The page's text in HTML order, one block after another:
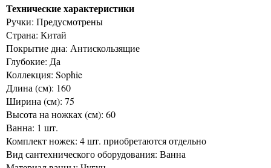
Технические характеристики
Ручки: Предусмотрены
Страна: Китай
Покрытие дна: Антискользящие
Глубокие: Да
Коллекция: Sophie
Длина (см): 160
Ширина (см): 75
Высота на ножках (см): 60
Ванна: 1 шт.
Комплект ножек: 4 шт. приобретаются отдельно
Вид сантехнического оборудования: Ванна